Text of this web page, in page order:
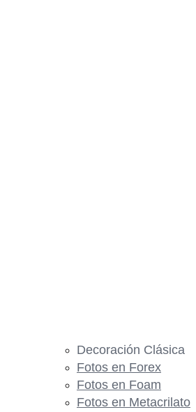
Decoración Clásica
Fotos en Forex
Fotos en Foam
Fotos en Metacrilato